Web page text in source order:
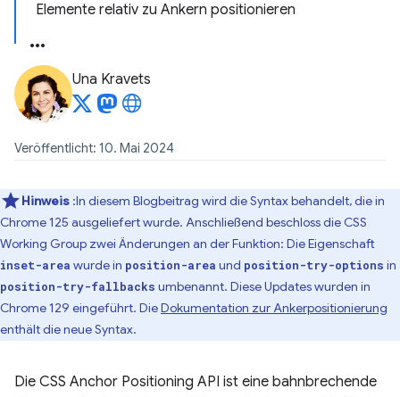
Elemente relativ zu Ankern positionieren
Una Kravets
Veröffentlicht: 10. Mai 2024
Hinweis :In diesem Blogbeitrag wird die Syntax behandelt, die in
Chrome 125 ausgeliefert wurde. Anschließend beschloss die CSS
Working Group zwei Änderungen an der Funktion: Die Eigenschaft
inset-area wurde in position-area und position-try-options in
position-try-fallbacks umbenannt. Diese Updates wurden in
Chrome 129 eingeführt. DieDokumentation zur Ankerpositionierung
enthält die neue Syntax.
Die CSS Anchor Positioning API ist eine bahnbrechende